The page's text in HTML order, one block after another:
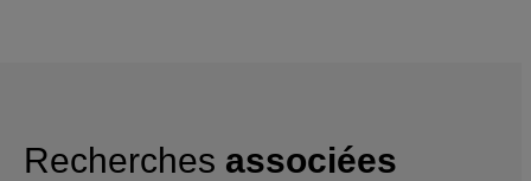
Recherches associées